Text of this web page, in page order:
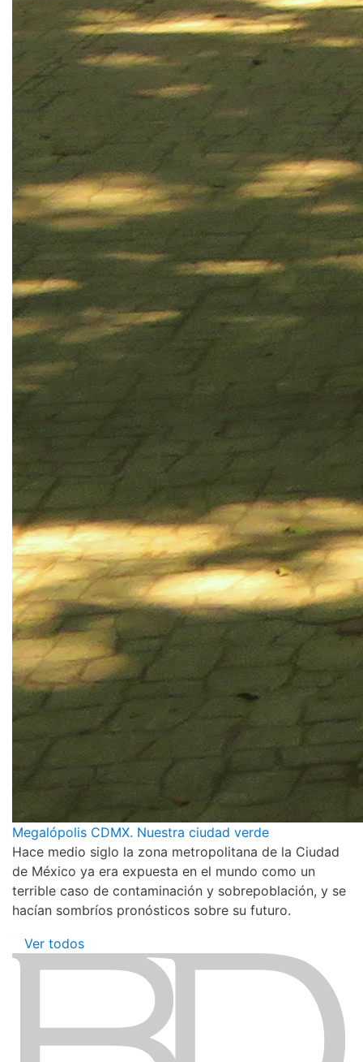
Megalópolis CDMX. Nuestra ciudad verde
Hace medio siglo la zona metropolitana de la Ciudad
de México ya era expuesta en el mundo como un
terrible caso de contaminación y sobrepoblación, y se
hacían sombríos pronósticos sobre su futuro.
Ver todos